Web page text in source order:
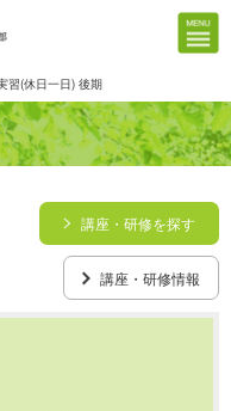
(休日一日) 後期
講座・研修情報
講座・研修を探す